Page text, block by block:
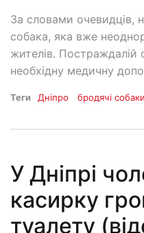
За словами очевидців,
собака, яка вже
жителів. Постраждалій
необхідну медичну
Теги Дніпро бродячі собаки
У Дніпрі
касирку
туалету